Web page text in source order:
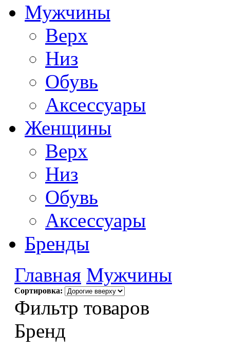
Мужчины
Верх
Низ
Обувь
Аксессуары
Женщины
Верх
Низ
Обувь
Аксессуары
Бренды
Главная Мужчины
Сортировка:
Фильтр товаров
Бренд